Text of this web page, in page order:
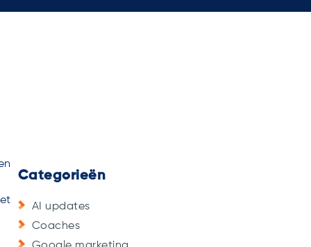
Categorieën
AI updates
Coaches